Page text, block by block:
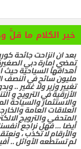
تسيّر رحلتين مباشرتين يومياً
سياحية لإنقاذ شيراتون
خير الكلام ما قلَّ
بعد ان انزاحت جائحة
تمضي إمارة دبي
تغيير وزير ولا غفير ..
الأزرقية في الترويج و
والاستثمار والسياحة
العلاقات العامة
المتحفي والترويج
أيضا … فهل نراجع
والأرقام لا تكذب ،
لم تستطعه الأوائل ..